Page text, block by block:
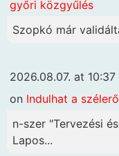
győri közgyűlés
Szopkó már
2026.08.07. at 10:37
on Indulhat a
n-szer "Tervezési
Lapos...